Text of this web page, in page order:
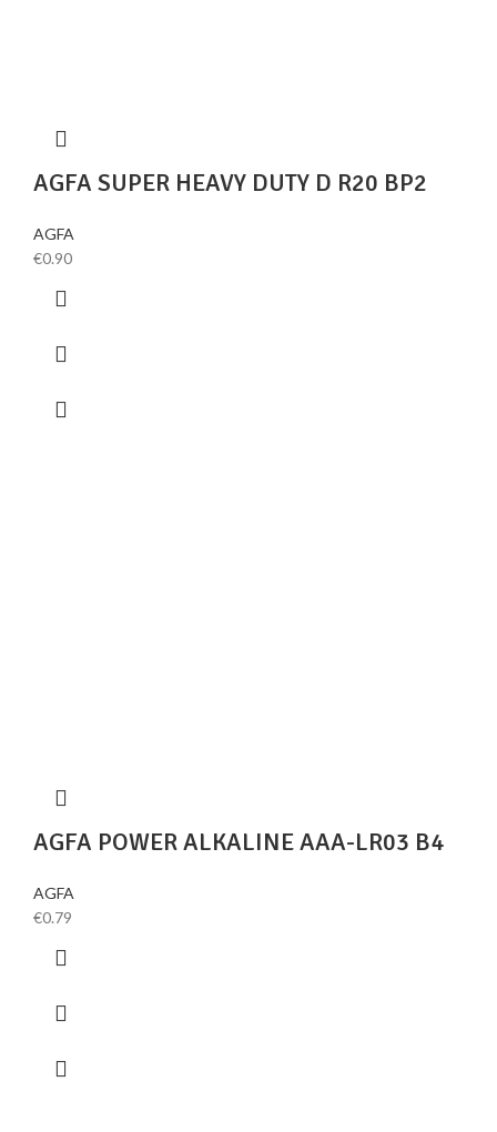
AGFA SUPER HEAVY DUTY D R20 BP2
AGFA
€0.90
AGFA POWER ALKALINE AAA-LR03 B4
AGFA
€0.79